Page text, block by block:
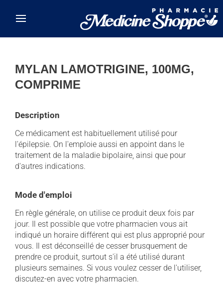
MYLAN LAMOTRIGINE, 100MG,
COMPRIME
Description
Ce médicament est habituellement utilisé pour
l'épilepsie. On l'emploie aussi en appoint dans le
traitement de la maladie bipolaire, ainsi que pour
d'autres indications.
Mode d'emploi
En règle générale, on utilise ce produit deux fois par
jour. Il est possible que votre pharmacien vous ait
indiqué un horaire différent qui est plus approprié pour
vous. Il est déconseillé de cesser brusquement de
prendre ce produit, surtout s'il a été utilisé durant
plusieurs semaines. Si vous voulez cesser de l'utiliser,
discutez-en avec votre pharmacien.